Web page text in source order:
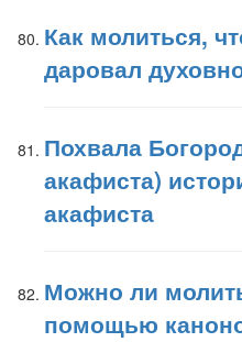
Как молиться,
даровал
Похвала
акафиста)
акафиста
Можно ли
помощью